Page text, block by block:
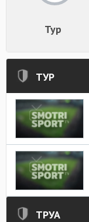
Тур
ТУР
ТРУА